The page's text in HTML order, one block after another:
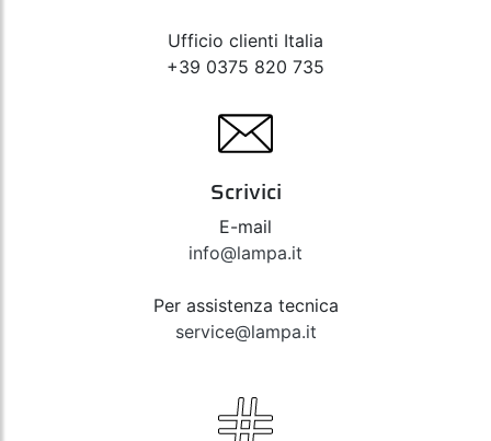
Ufficio clienti Italia
+39 0375 820 735
Scrivici
E-mail
info@lampa.it
Per assistenza tecnica
service@lampa.it